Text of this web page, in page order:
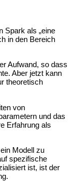
Spark als „eine
in den Bereich
Aufwand, so dass
Aber jetzt kann
theoretisch
von
und das
Erfahrung als
Modell zu
spezifische
ist, ist der